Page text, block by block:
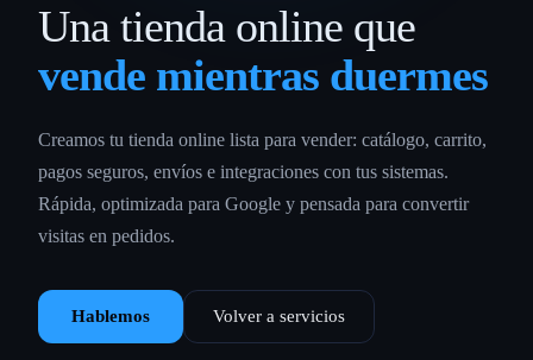
Una tienda online que
vende mientras duermes
Creamos tu tienda online lista para vender: catálogo, carrito,
pagos seguros, envíos e integraciones con tus sistemas.
Rápida, optimizada para Google y pensada para convertir
visitas en pedidos.
Hablemos Volver a servicios